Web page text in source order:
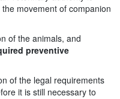
movement of companion
of the animals, and
preventive
of the legal requirements
it is still necessary to